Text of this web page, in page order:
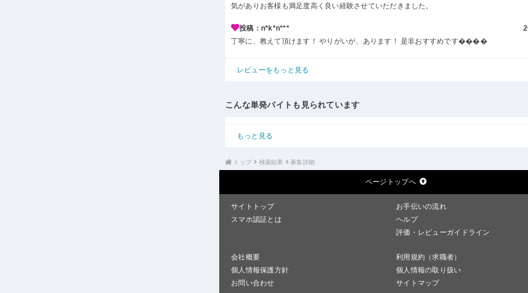
気がありお客様も満足度高く良い経験させていただきました。
投稿：n*k*n***
丁寧に、教えて頂けます！ やりがいが、あります！ 是非おすすめです����
レビューをもっと見る
こんな単発バイトも見られています
もっと見る
トップ 検索結果 募集詳細
ページトップへ
サイトトップ
お手伝いの流れ
スマホ認証とは
ヘルプ
評価・レビューガイドライン
会社概要
利用規約（求職者）
個人情報保護方針
個人情報の取り扱い
お問い合わせ
サイトマップ